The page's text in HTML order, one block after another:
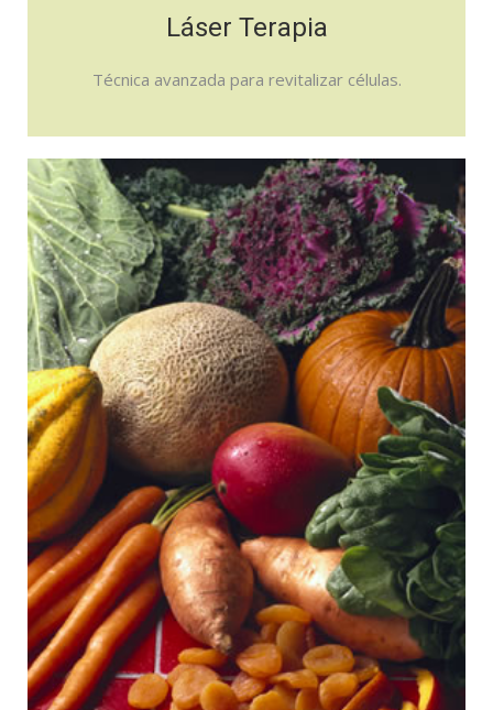
Láser Terapia
Técnica avanzada para revitalizar células.